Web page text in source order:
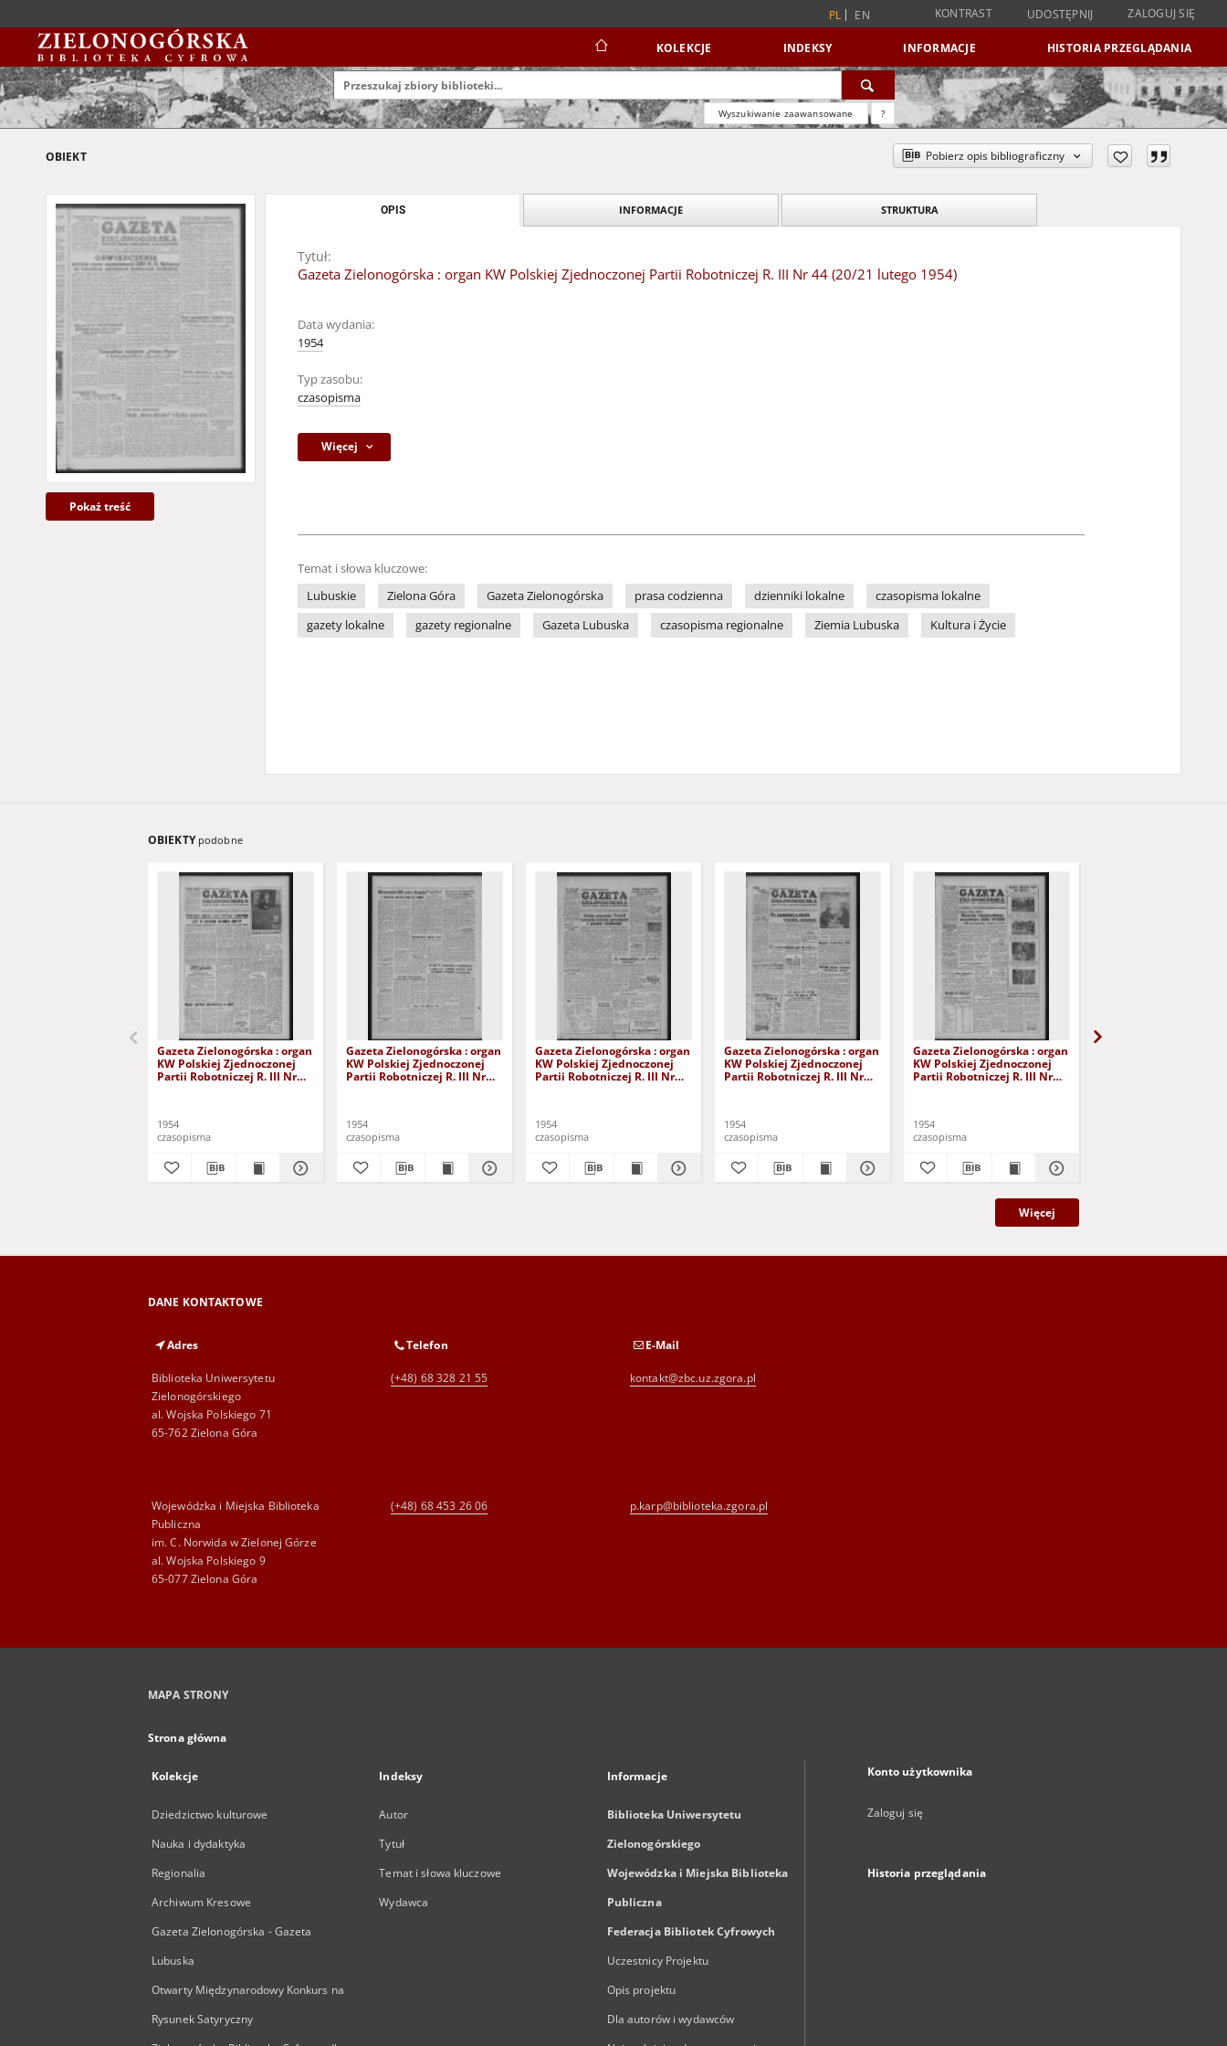
PL EN KONTRAST UDOSTĘPNIJ ZALOGUJ SIĘ
KOLEKCJE INDEKSY INFORMACJE HISTORIA PRZEGLĄDANIA
Wyszukiwanie zaawansowane ?
OBIEKT Pobierz opis bibliograficzny
Pokaż treść
OPIS INFORMACJE STRUKTURA
Tytuł:
Gazeta Zielonogórska : organ KW Polskiej Zjednoczonej Partii Robotniczej R. III Nr 44 (20/21 lutego 1954)
Data wydania:
1954
Typ zasobu:
czasopisma
Więcej
Temat i słowa kluczowe:
Lubuskie
Zielona Góra Gazeta Zielonogórska prasa codzienna dzienniki lokalne
czasopisma lokalne
gazety lokalne
gazety regionalne Gazeta Lubuska czasopisma regionalne Ziemia Lubuska Kultura i Życie
OBIEKTY podobne
Gazeta Zielonogórska : organ
KW Polskiej Zjednoczonej
Partii Robotniczej R. III Nr
1954
czasopisma
Gazeta Zielonogórska : organ
KW Polskiej Zjednoczonej
Partii Robotniczej R. III Nr
1954
czasopisma
Gazeta Zielonogórska : organ
KW Polskiej Zjednoczonej
Partii Robotniczej R. III Nr
1954
czasopisma
Gazeta Zielonogórska : organ
KW Polskiej Zjednoczonej
Partii Robotniczej R. III Nr
1954
czasopisma
Gazeta Zielonogórska : organ
KW Polskiej Zjednoczonej
Partii Robotniczej R. III Nr
1954
czasopisma
Więcej
DANE KONTAKTOWE
Adres
Biblioteka Uniwersytetu
Zielonogórskiego
al. Wojska Polskiego 71
65-762 Zielona Góra
Telefon
(+48) 68 328 21 55
E-Mail
kontakt@zbc.uz.zgora.pl
Wojewódzka i Miejska Biblioteka
Publiczna
im. C. Norwida w Zielonej Górze
al. Wojska Polskiego 9
65-077 Zielona Góra
(+48) 68 453 26 06 p.karp@biblioteka.zgora.pl
MAPA STRONY
Strona główna
Kolekcje
Dziedzictwo kulturowe
Nauka i dydaktyka
Regionalia
Archiwum Kresowe
Gazeta Zielonogórska - Gazeta
Lubuska
Otwarty Międzynarodowy Konkurs na
Rysunek Satyryczny
Indeksy
Autor
Tytuł
Temat i słowa kluczowe
Wydawca
Informacje
Biblioteka Uniwersytetu
Zielonogórskiego
Wojewódzka i Miejska Biblioteka
Publiczna
Federacja Bibliotek Cyfrowych
Uczestnicy Projektu
Opis projektu
Dla autorów i wydawców
Konto użytkownika
Zaloguj się
Historia przeglądania